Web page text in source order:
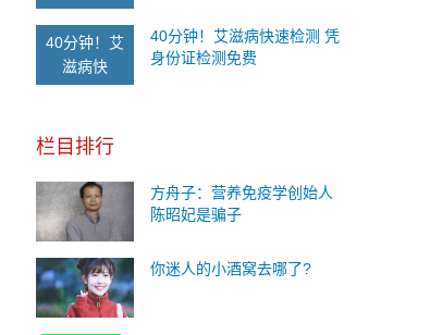
40分钟！艾
滋病快
40分钟！艾滋病快速检测 凭
身份证检测免费
栏目排行
方舟子：营养免疫学创始人
陈昭妃是骗子
你迷人的小酒窝去哪了?